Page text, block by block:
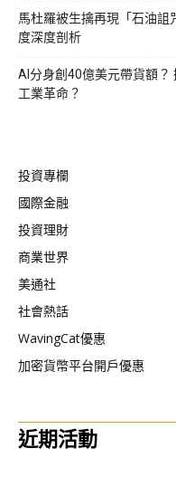
馬杜羅被生擒再現「石油詛
度深度剖析
AI分身創40億美元帶貨額？
工業革命？
投資專欄
國際金融
投資理財
商業世界
美通社
社會熱話
WavingCat優惠
加密貨幣平台開戶優惠
近期活動